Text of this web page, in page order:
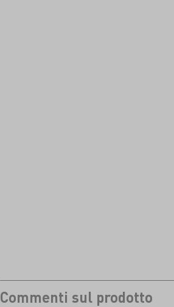
Commenti sul prodotto